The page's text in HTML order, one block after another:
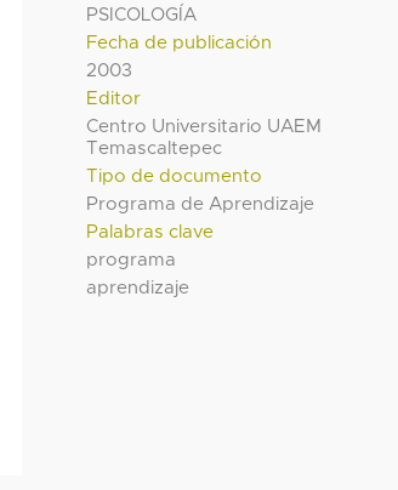
PSICOLOGÍA
Fecha de publicación
2003
Editor
Centro Universitario UAEM
Temascaltepec
Tipo de documento
Programa de Aprendizaje
Palabras clave
programa
aprendizaje